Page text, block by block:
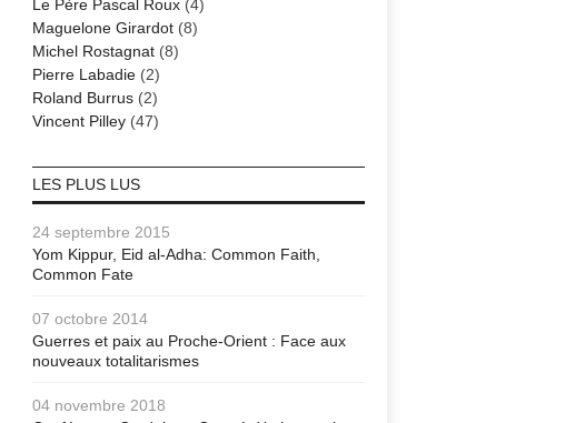
Le Père Pascal Roux(4)
Maguelone Girardot(8)
Michel Rostagnat(8)
Pierre Labadie(2)
Roland Burrus(2)
Vincent Pilley(47)
LES PLUS LUS
24 septembre 2015
Yom Kippur, Eid al-Adha: Common Faith,
Common Fate
07 octobre 2014
Guerres et paix au Proche-Orient : Face aux
nouveaux totalitarismes
04 novembre 2018